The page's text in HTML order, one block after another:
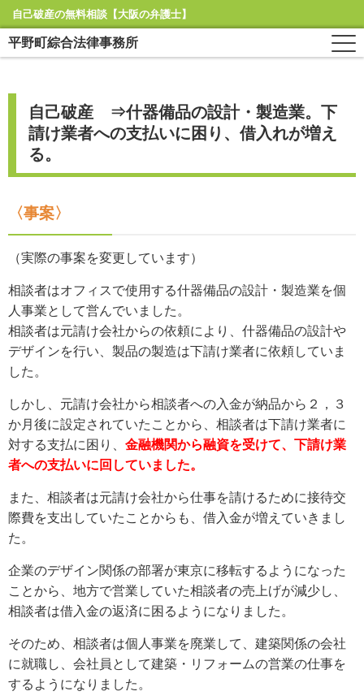
自己破産の無料相談【大阪の弁護士】
平野町綜合法律事務所
自己破産 ⇒什器備品の設計・製造業。下
請け業者への支払いに困り、借入れが増え
る。
〈事案〉
（実際の事案を変更しています）
相談者はオフィスで使用する什器備品の設計・製造業を個
人事業として営んでいました。
相談者は元請け会社からの依頼により、什器備品の設計や
デザインを行い、製品の製造は下請け業者に依頼していま
した。
しかし、元請け会社から相談者への入金が納品から２，３
か月後に設定されていたことから、相談者は下請け業者に
対する支払に困り、 金融機関から融資を受けて、下請け業
者への支払いに回していました。
また、相談者は元請け会社から仕事を請けるために接待交
際費を支出していたことからも、借入金が増えていきまし
た。
企業のデザイン関係の部署が東京に移転するようになった
ことから、地方で営業していた相談者の売上げが減少し、
相談者は借入金の返済に困るようになりました。
そのため、相談者は個人事業を廃業して、建築関係の会社
に就職し、会社員として建築・リフォームの営業の仕事を
するようになりました。